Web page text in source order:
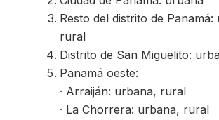
Resto del distrito de
rural
Distrito de San Miguelito:
Panamá oeste:
· Arraiján: urbana, rural
· La Chorrera: urbana, rural